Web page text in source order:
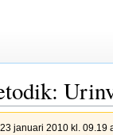
januari 2010 kl. 09.19